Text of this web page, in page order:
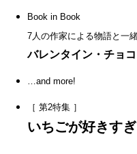
Book in Book
7人の作家による物語と一
バレンタイン・チョ
…and more!
［ 第2特集 ］
いちごが好きすぎ